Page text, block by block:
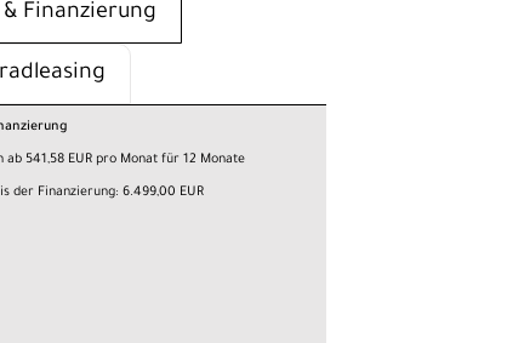
& Finanzierung
ab 541,58 EUR pro Monat für 12 Monate
der Finanzierung: 6.499,00 EUR